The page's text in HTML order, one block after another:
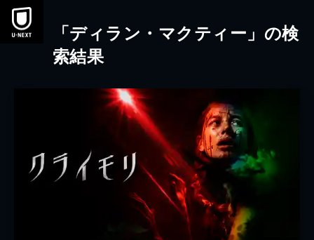
本文へスキップ
「ディラン・マクティー」の検
索結果